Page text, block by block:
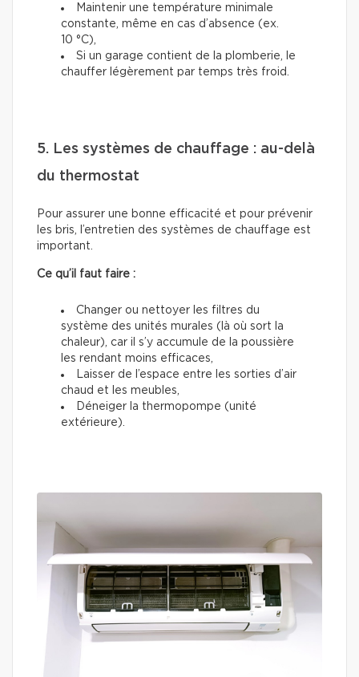
Maintenir une température minimale
constante, même en cas d’absence (ex.
10 °C),
Si un garage contient de la plomberie, le
chauffer légèrement par temps très froid.
5. Les systèmes de chauffage : au-delà
du thermostat
Pour assurer une bonne efficacité et pour prévenir
les bris, l’entretien des systèmes de chauffage est
important.
Ce qu’il faut faire :
Changer ou nettoyer les filtres du
système des unités murales (là où sort la
chaleur), car il s’y accumule de la poussière
les rendant moins efficaces,
Laisser de l’espace entre les sorties d’air
chaud et les meubles,
Déneiger la thermopompe (unité
extérieure).